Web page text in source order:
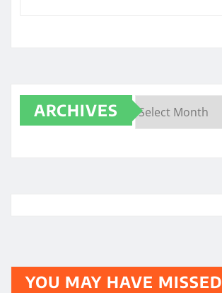
ARCHIVES
YOU MAY HAVE MISSED